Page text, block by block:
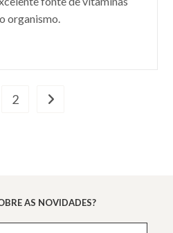
organismo.
2 Ir para a próxima página
AS NOVIDADES?